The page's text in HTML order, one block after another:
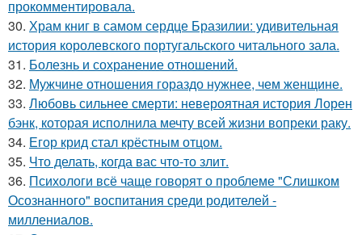
прокомментировала.
30. Храм книг в самом сердце Бразилии: удивительная
история королевского португальского читального зала.
31. Болезнь и сохранение отношений.
32. Мужчине отношения гораздо нужнее, чем женщине.
33. Любовь сильнее смерти: невероятная история Лорен
бэнк, которая исполнила мечту всей жизни вопреки раку.
34. Егор крид стал крёстным отцом.
35. Что делать, когда вас что-то злит.
36. Психологи всё чаще говорят о проблеме "Слишком
Осознанного" воспитания среди родителей -
миллениалов.